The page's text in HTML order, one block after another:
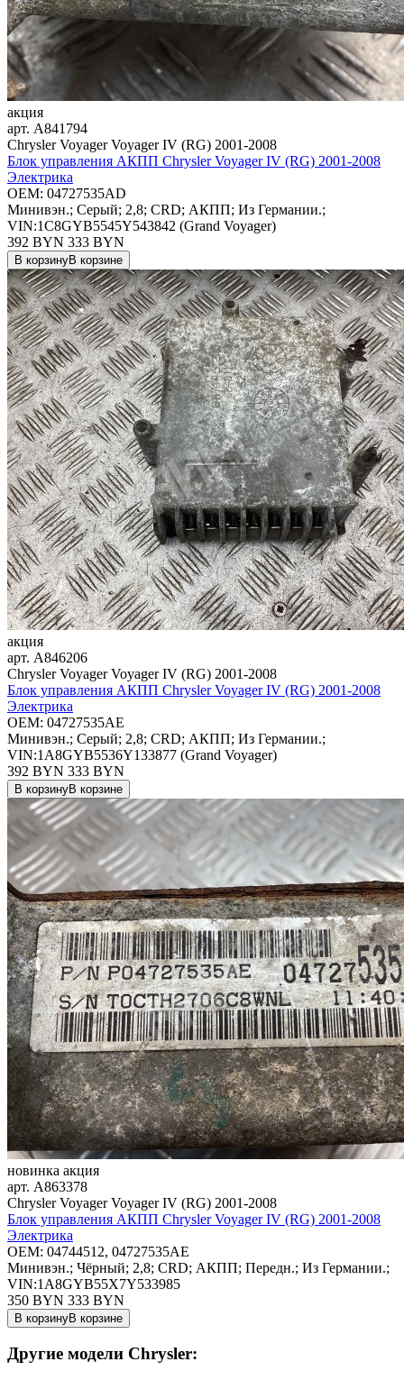
акция
арт. A841794
Chrysler Voyager Voyager IV (RG) 2001-2008
Блок управления АКПП Chrysler Voyager IV (RG) 2001-2008
Электрика
OEM: 04727535AD
Минивэн.; Серый; 2,8; CRD; АКПП; Из Германии.;
VIN:1C8GYB5545Y543842 (Grand Voyager)
392 BYN 333 BYN
В корзинуВ корзине
акция
арт. A846206
Chrysler Voyager Voyager IV (RG) 2001-2008
Блок управления АКПП Chrysler Voyager IV (RG) 2001-2008
Электрика
OEM: 04727535AE
Минивэн.; Серый; 2,8; CRD; АКПП; Из Германии.;
VIN:1A8GYB5536Y133877 (Grand Voyager)
392 BYN 333 BYN
В корзинуВ корзине
новинка акция
арт. A863378
Chrysler Voyager Voyager IV (RG) 2001-2008
Блок управления АКПП Chrysler Voyager IV (RG) 2001-2008
Электрика
OEM: 04744512, 04727535AE
Минивэн.; Чёрный; 2,8; CRD; АКПП; Передн.; Из Германии.;
VIN:1A8GYB55X7Y533985
350 BYN 333 BYN
В корзинуВ корзине
Другие модели Chrysler: